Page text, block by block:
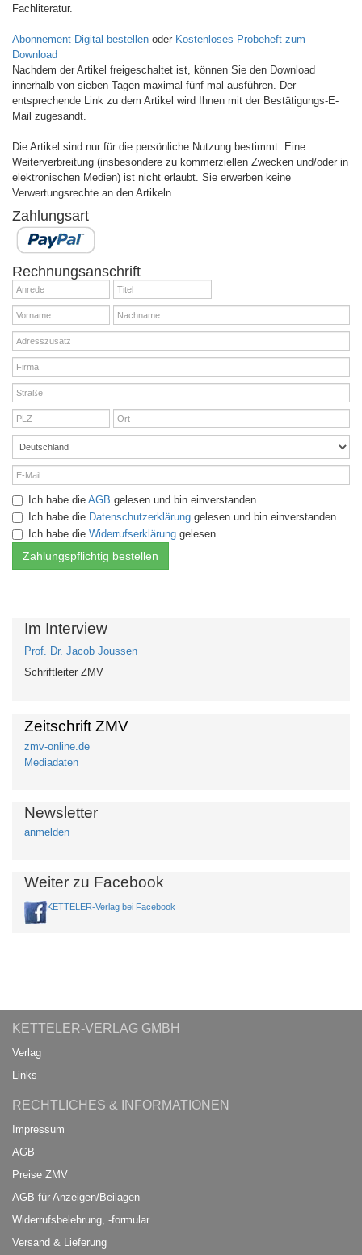
Fachliteratur.
Abonnement Digital bestellen oder Kostenloses Probeheft zum
Download
Nachdem der Artikel freigeschaltet ist, können Sie den Download
innerhalb von sieben Tagen maximal fünf mal ausführen. Der
entsprechende Link zu dem Artikel wird Ihnen mit der Bestätigungs-E-
Mail zugesandt.
Die Artikel sind nur für die persönliche Nutzung bestimmt. Eine
Weiterverbreitung (insbesondere zu kommerziellen Zwecken und/oder in
elektronischen Medien) ist nicht erlaubt. Sie erwerben keine
Verwertungsrechte an den Artikeln.
Zahlungsart
Rechnungsanschrift
Ich habe die AGB gelesen und bin einverstanden.
Ich habe die Datenschutzerklärung gelesen und bin einverstanden.
Ich habe die Widerrufserklärung gelesen.
Im Interview
Prof. Dr. Jacob Joussen
Schriftleiter ZMV
Zeitschrift ZMV
zmv-online.de
Mediadaten
Newsletter
anmelden
Weiter zu Facebook
KETTELER-Verlag bei Facebook
KETTELER-VERLAG GMBH
Verlag
Links
RECHTLICHES & INFORMATIONEN
Impressum
AGB
Preise ZMV
AGB für Anzeigen/Beilagen
Widerrufsbelehrung, -formular
Versand & Lieferung